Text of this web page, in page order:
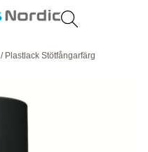
/ Plastlack Stötfångarfärg